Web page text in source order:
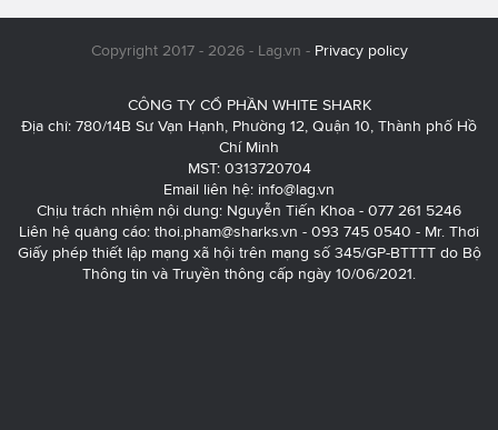
Copyright 2017 - 2026 - Lag.vn - Privacy policy
CÔNG TY CỔ PHẦN WHITE SHARK
Địa chỉ: 780/14B Sư Vạn Hạnh, Phường 12, Quận 10, Thành phố Hồ
Chí Minh
MST: 0313720704
Email liên hệ: info@lag.vn
Chịu trách nhiệm nội dung: Nguyễn Tiến Khoa - 077 261 5246
Liên hệ quảng cáo: thoi.pham@sharks.vn - 093 745 0540 - Mr. Thơi
Giấy phép thiết lập mạng xã hội trên mạng số 345/GP-BTTTT do Bộ
Thông tin và Truyền thông cấp ngày 10/06/2021.